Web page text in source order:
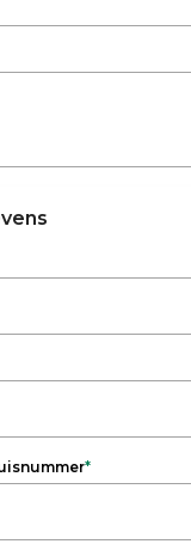
*